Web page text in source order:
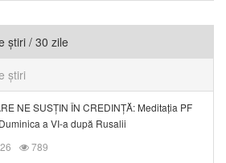
știri / 30 zile
știri
NE SUSȚIN ÎN CREDINȚĂ: Meditația PF
a VI-a după Rusalii
789